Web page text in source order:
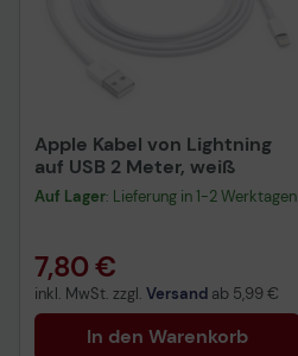
Apple Kabel von Lightning
auf USB 2 Meter, weiß
Auf Lager: Lieferung in 1-2 Werktagen
7,80 €
inkl. MwSt. zzgl. Versand ab 5,99 €
In den Warenkorb